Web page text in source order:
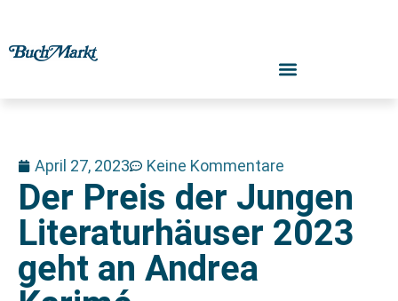
April 27, 2023 Keine Kommentare
Der Preis der Jungen
Literaturhäuser 2023
geht an Andrea